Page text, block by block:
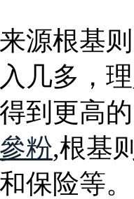
源根基
几多，
到更高
粉,根基
保险等。